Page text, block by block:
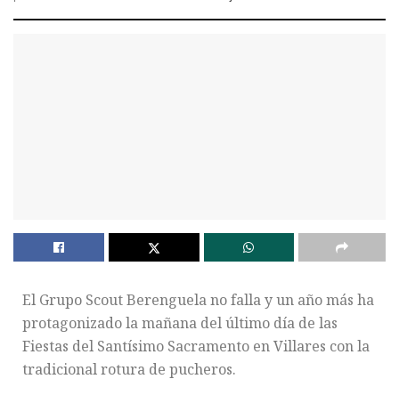
El Grupo Scout Berenguela no falla y un año más ha
protagonizado la mañana del último día de las
Fiestas del Santísimo Sacramento en Villares con la
tradicional rotura de pucheros.